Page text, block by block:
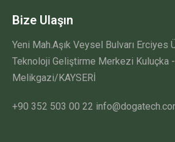
Bize Ulaşın
Yeni Mah.Aşık Veysel Bulvarı Erciyes
Teknoloji Geliştirme Merkezi Kuluçka
Melikgazi/KAYSERİ
+90 352 503 00 22